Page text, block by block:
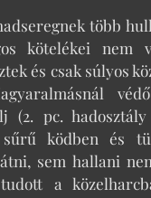
több
kötelékei nem
és csak súlyos
(2. pc.
ködben és
sem hallani
a